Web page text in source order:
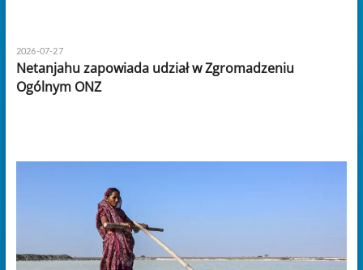
2026-07-27
Netanjahu zapowiada udział w Zgromadzeniu
Ogólnym ONZ